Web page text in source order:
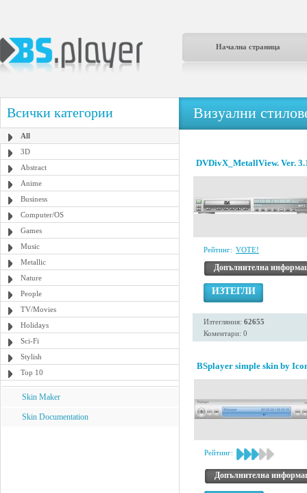
Начална страница
Всички категории
All
3D
Abstract
Anime
Business
Computer/OS
Games
Music
Metallic
Nature
People
TV/Movies
Holidays
Sci-Fi
Stylish
Top 10
Skin Maker
Skin Documentation
Визуални
DVDivX_MetallView. Ver.
Рейтинг: VOTE!
Допълнителна
ИЗТЕГЛИ
Изтегляния: 62655
Коментари: 0
BSplayer simple skin by
Рейтинг:
Допълнителна